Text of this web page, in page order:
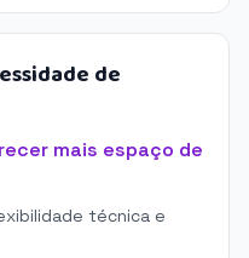
de
mais espaço de
técnica e